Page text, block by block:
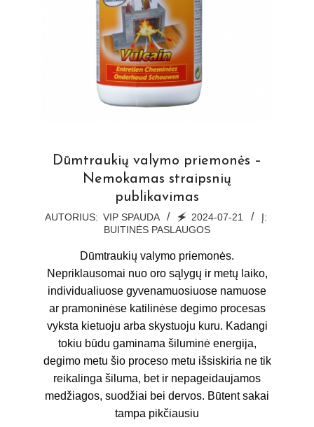
Dūmtraukių valymo priemonės –
Nemokamas straipsnių
publikavimas
2024-
AUTORIUS: VIP SPAUDA 🗲 2024-07-21
Į:
BUITINĖS PASLAUGOS
Dūmtraukių valymo priemonės.
Nepriklausomai nuo oro sąlygų ir metų laiko,
individualiuose gyvenamuosiuose namuose
ar pramoninėse katilinėse degimo procesas
vyksta kietuoju arba skystuoju kuru. Kadangi
tokiu būdu gaminama šiluminė energija,
degimo metu šio proceso metu išsiskiria ne tik
reikalinga šiluma, bet ir nepageidaujamos
medžiagos, suodžiai bei dervos. Būtent sakai
tampa pikčiausiu